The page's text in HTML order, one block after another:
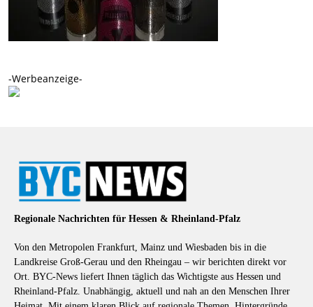
-Werbeanzeige-
Regionale Nachrichten für Hessen & Rheinland-Pfalz
Von den Metropolen Frankfurt, Mainz und Wiesbaden bis in die
Landkreise Groß-Gerau und den Rheingau – wir berichten direkt vor
Ort. BYC-News liefert Ihnen täglich das Wichtigste aus Hessen und
Rheinland-Pfalz. Unabhängig, aktuell und nah an den Menschen Ihrer